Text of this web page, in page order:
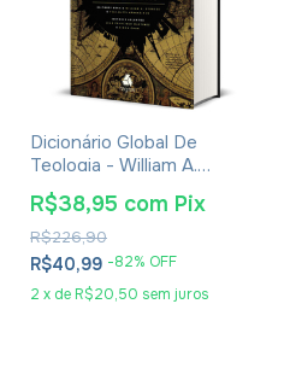
Dicionário Global De
Teologia - William A.
Dyrness
R$40,99 -82% OFF
2 x de R$20,50 sem juros
R$226,90
R$38,95 com Pix